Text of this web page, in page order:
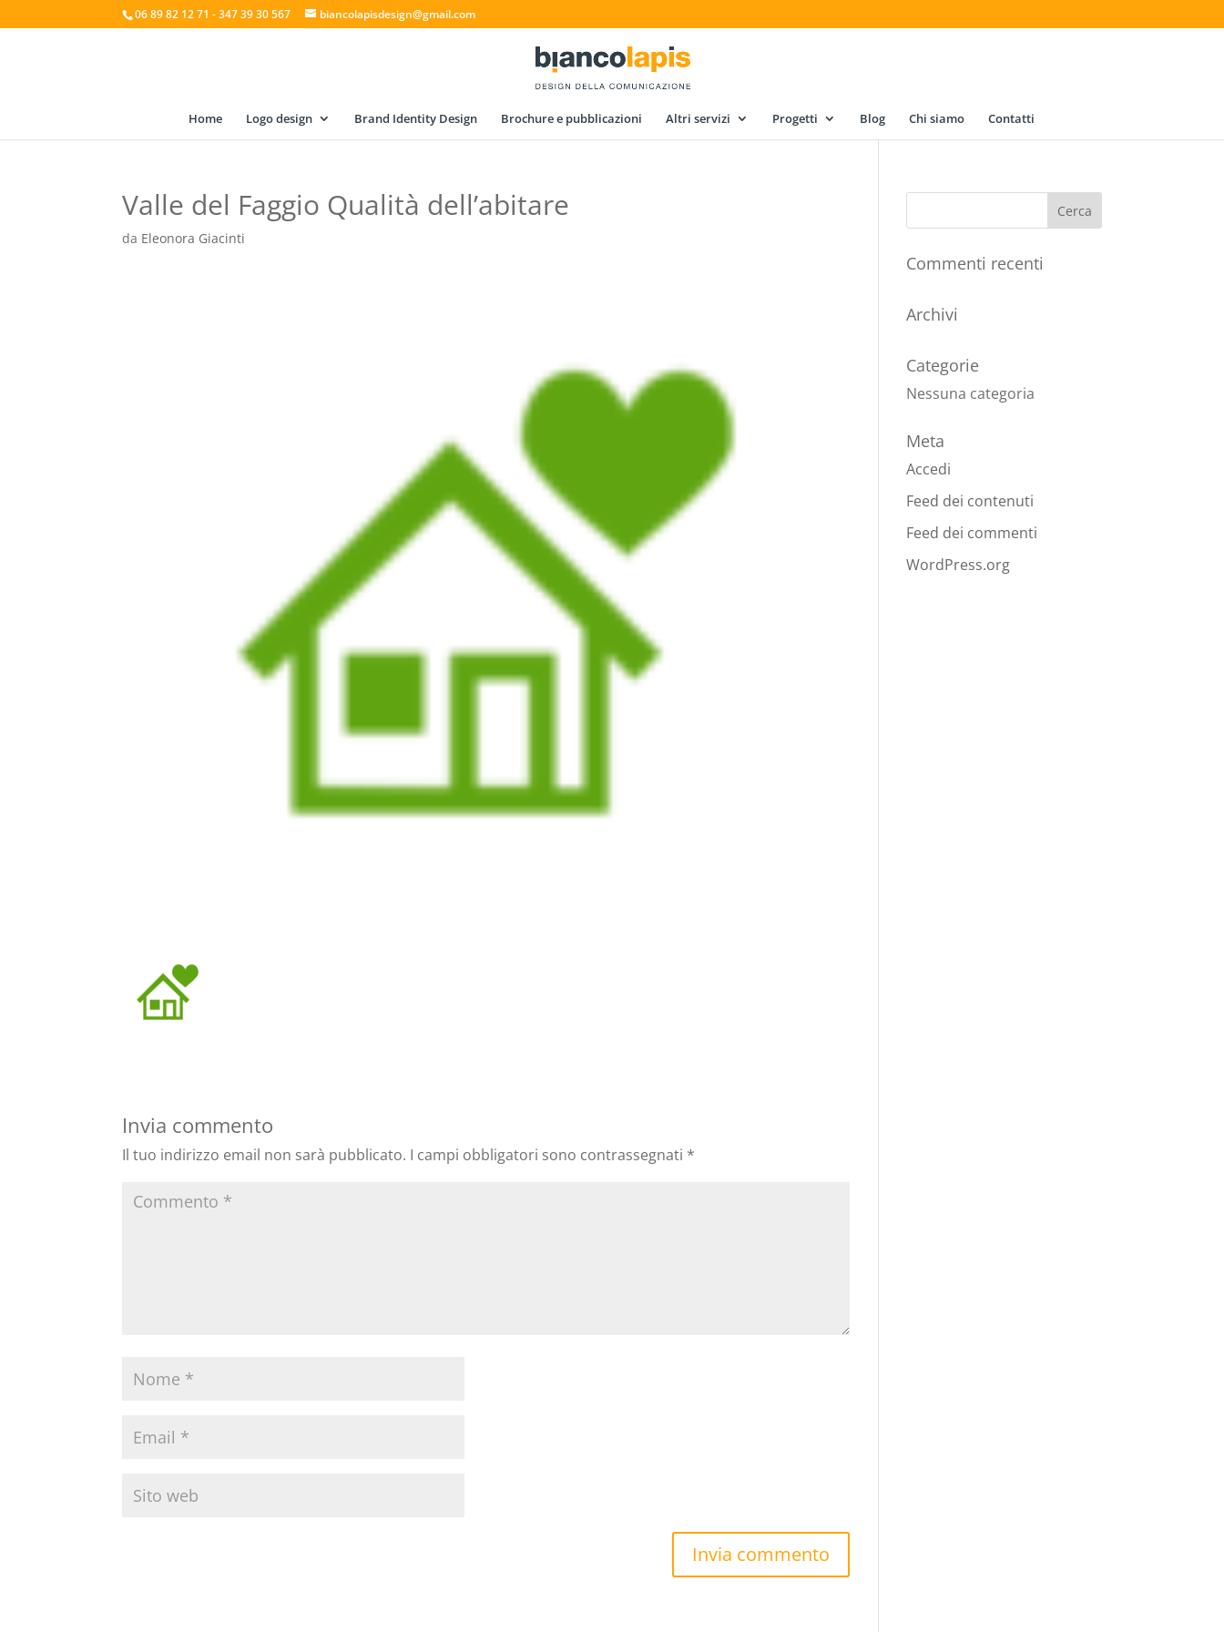
06 89 82 12 71 - 347 39 30 567 biancolapisdesign@gmail.com
Home Logo design Brand Identity Design Brochure e pubblicazioni Altri servizi Progetti Blog Chi siamo Contatti
Valle del Faggio Qualità dell’abitare
da Eleonora Giacinti
Invia commento
Il tuo indirizzo email non sarà pubblicato. I campi obbligatori sono contrassegnati *
Commenti recenti
Archivi
Categorie
Nessuna categoria
Meta
Accedi
Feed dei contenuti
Feed dei commenti
WordPress.org